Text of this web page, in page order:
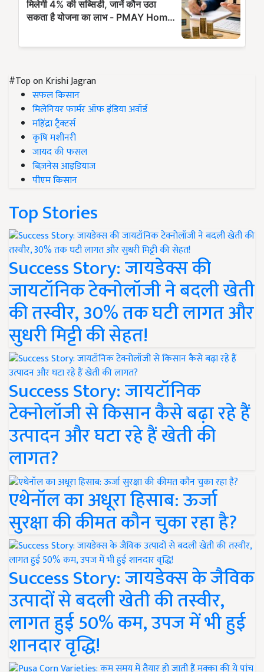
#Top on Krishi Jagran
सफल किसान
मिलेनियर फार्मर ऑफ इंडिया अवॉर्ड
महिंद्रा ट्रैक्टर्स
कृषि मशीनरी
जायद की फसल
बिज़नेस आइडियाज
पीएम किसान
Top Stories
Success Story: जायडेक्स की
जायटॉनिक टेक्नोलॉजी ने बदली खेती
की तस्वीर, 30% तक घटी लागत और
सुधरी मिट्टी की सेहत!
Success Story: जायटॉनिक
टेक्नोलॉजी से किसान कैसे बढ़ा रहे हैं
उत्पादन और घटा रहे हैं खेती की
लागत?
एथेनॉल का अधूरा हिसाब: ऊर्जा
सुरक्षा की कीमत कौन चुका रहा है?
Success Story: जायडेक्स के जैविक
उत्पादों से बदली खेती की तस्वीर,
लागत हुई 50% कम, उपज में भी हुई
शानदार वृद्धि!